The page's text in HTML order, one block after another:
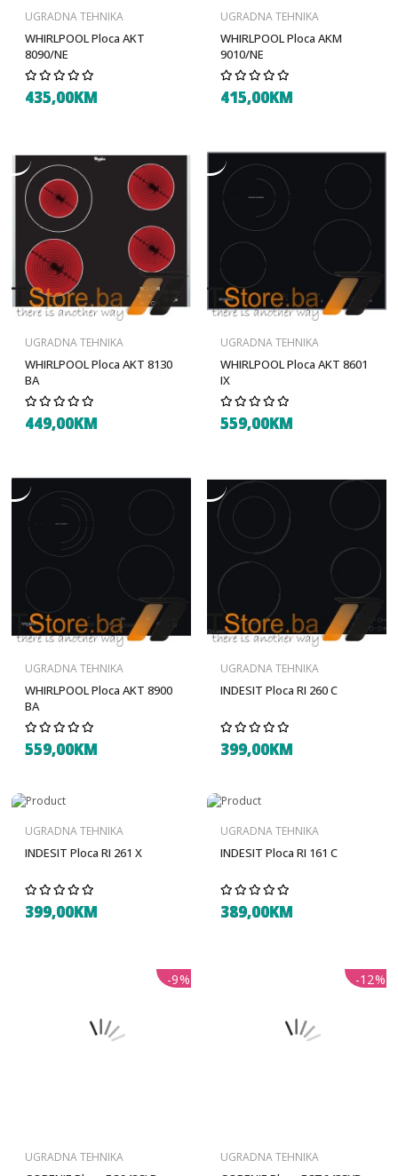
UGRADNA TEHNIKA
WHIRLPOOL Ploca AKT
8090/NE
435,00KM
UGRADNA TEHNIKA
WHIRLPOOL Ploca AKM
9010/NE
415,00KM
UGRADNA TEHNIKA
WHIRLPOOL Ploca AKT 8130
BA
449,00KM
UGRADNA TEHNIKA
WHIRLPOOL Ploca AKT 8601
IX
559,00KM
UGRADNA TEHNIKA
WHIRLPOOL Ploca AKT 8900
BA
559,00KM
UGRADNA TEHNIKA
INDESIT Ploca RI 260 C
399,00KM
UGRADNA TEHNIKA
INDESIT Ploca RI 261 X
399,00KM
UGRADNA TEHNIKA
INDESIT Ploca RI 161 C
389,00KM
-9%
UGRADNA TEHNIKA
-12%
UGRADNA TEHNIKA